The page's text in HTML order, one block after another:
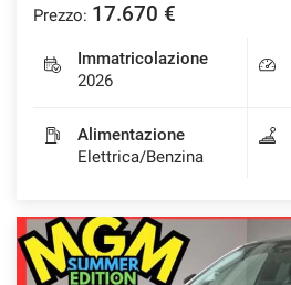
Prezzo: 17.670 €
Immatricolazione
2026
Alimentazione
Elettrica/Benzina